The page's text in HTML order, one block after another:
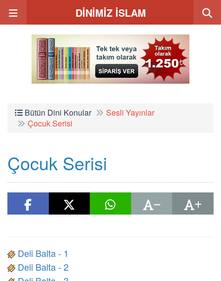
DİNİMİZ İSLAM
Bütün Dini Konular
Sesli Yayınlar
Çocuk Serisi
Çocuk Serisi
Deli Balta - 1
Deli Balta - 2